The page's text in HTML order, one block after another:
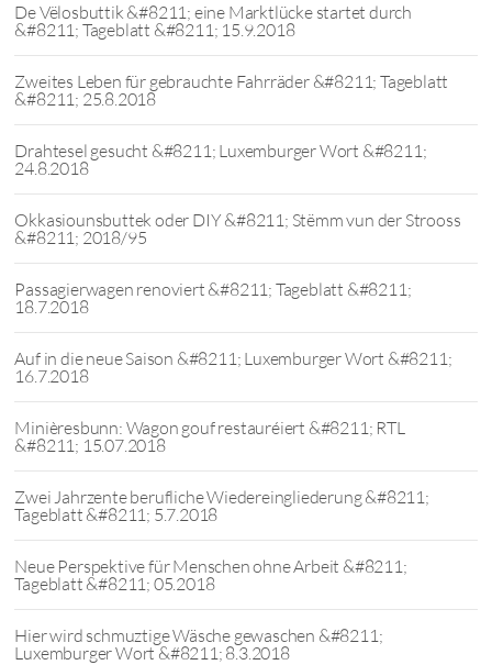
De Vëlosbuttik &#8211; eine Marktlücke startet durch
&#8211; Tageblatt &#8211; 15.9.2018
Zweites Leben für gebrauchte Fahrräder &#8211; Tageblatt
&#8211; 25.8.2018
Drahtesel gesucht &#8211; Luxemburger Wort &#8211;
24.8.2018
Okkasiounsbuttek oder DIY &#8211; Stëmm vun der Strooss
&#8211; 2018/95
Passagierwagen renoviert &#8211; Tageblatt &#8211;
18.7.2018
Auf in die neue Saison &#8211; Luxemburger Wort &#8211;
16.7.2018
Minièresbunn: Wagon gouf restauréiert &#8211; RTL
&#8211; 15.07.2018
Zwei Jahrzente berufliche Wiedereingliederung &#8211;
Tageblatt &#8211; 5.7.2018
Neue Perspektive für Menschen ohne Arbeit &#8211;
Tageblatt &#8211; 05.2018
Hier wird schmuztige Wäsche gewaschen &#8211;
Luxemburger Wort &#8211; 8.3.2018